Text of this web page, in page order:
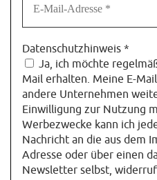
Datenschutzhinweis *
Ja, ich möchte
Mail erhalten. Meine E-
andere Unternehmen
Einwilligung zur Nutzung
Werbezwecke kann ich
Nachricht an die aus dem
Adresse oder über einen
Newsletter selbst,